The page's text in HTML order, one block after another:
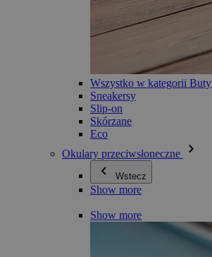
Wszystko w kategorii Buty
Sneakersy
Slip-on
Skórzane
Eco
Okulary przeciwsłoneczne
Wstecz
Show more
Show more